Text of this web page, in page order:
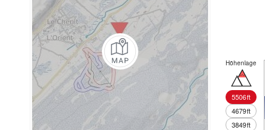
Höhenlage
5506ft
4679ft
3849ft